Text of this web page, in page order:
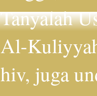
Tanyalah
Al-
hiv, juga